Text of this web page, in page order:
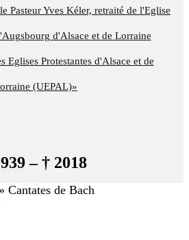
Pasteur Yves Kéler, retraité de l'Eglise
d'Alsace et de Lorraine
Eglises Protestantes d'Alsace et de
(UEPAL)»
– † 2018
» Cantates de Bach